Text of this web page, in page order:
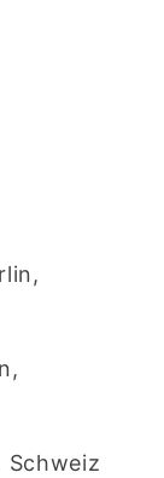
Schweiz